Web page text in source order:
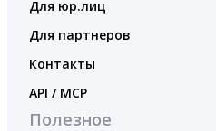
Для юр.лиц
Для партнеров
Контакты
API / MCP
Полезное